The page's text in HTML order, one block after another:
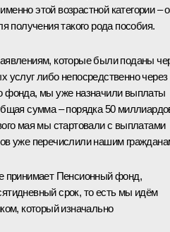
этой возрастной категории –
получения такого рода пособия.
которые были поданы
услуг либо непосредственно через
фонда, мы уже назначили выплаты
сумма – порядка 50
мая мы стартовали с выплатами
уже перечислили нашим
принимает Пенсионный фонд,
срок, то есть мы идём
который изначально